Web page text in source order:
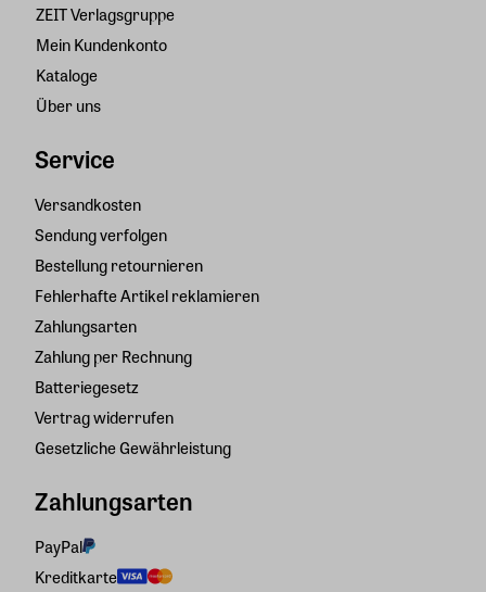
ZEIT Verlagsgruppe
Mein Kundenkonto
Kataloge
Über uns
Service
Versandkosten
Sendung verfolgen
Bestellung retournieren
Fehlerhafte Artikel reklamieren
Zahlungsarten
Zahlung per Rechnung
Batteriegesetz
Vertrag widerrufen
Gesetzliche Gewährleistung
Zahlungsarten
PayPal
Kreditkarte